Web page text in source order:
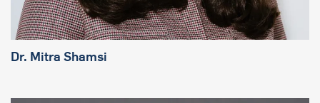
Dr. Mitra Shamsi